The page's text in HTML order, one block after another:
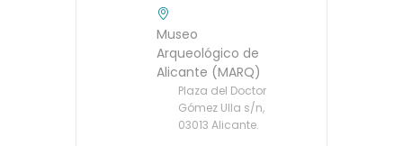
Museo
Arqueológico de
Alicante (MARQ)
Plaza del Doctor
Gómez Ulla s/n,
03013 Alicante.